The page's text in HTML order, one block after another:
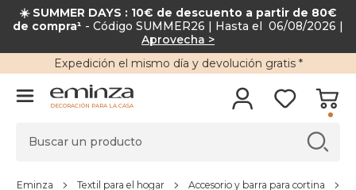
☀️ SUMMER DAYS : 10€ de descuento a partir de 80€
de compra¹ - Código SUMMER26 | Hasta el 06/08/2026 |
Aprovecha >
Expedición el mismo día y devolución gratis*
DECORACIÓN PARA LA CASA
Eminza Textil para el hogar Accesorio y barra para cortina